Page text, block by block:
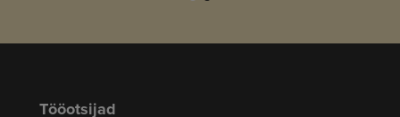
Tööotsijad